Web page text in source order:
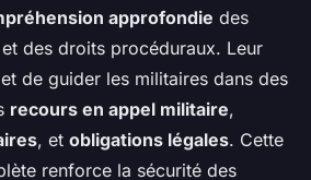
approfondie des
des droits procéduraux. Leur
de guider les militaires dans des
recours en appel militaire,
, et obligations légales. Cette
renforce la sécurité des